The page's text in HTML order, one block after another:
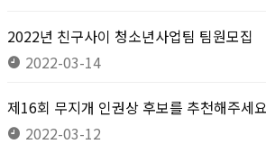
2022년 친구사이 청소년사업팀 팀원모집
2022-03-14
제16회 무지개 인권상 후보를 추천해주세
2022-03-12